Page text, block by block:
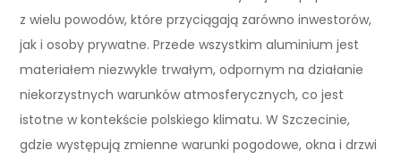
z wielu powodów, które przyciągają zarówno inwestorów,
jak i osoby prywatne. Przede wszystkim aluminium jest
materiałem niezwykle trwałym, odpornym na działanie
niekorzystnych warunków atmosferycznych, co jest
istotne w kontekście polskiego klimatu. W Szczecinie,
gdzie występują zmienne warunki pogodowe, okna i drzwi